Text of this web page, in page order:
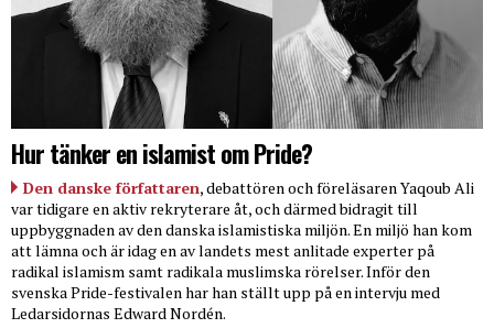
Hur tänker en islamist om Pride?
Den danske författaren, debattören och föreläsaren Yaqoub Ali
var tidigare en aktiv rekryterare åt, och därmed bidragit till
uppbyggnaden av den danska islamistiska miljön. En miljö han kom
att lämna och är idag en av landets mest anlitade experter på
radikal islamism samt radikala muslimska rörelser. Inför den
svenska Pride-festivalen har han ställt upp på en intervju med
Ledarsidornas Edward Nordén.